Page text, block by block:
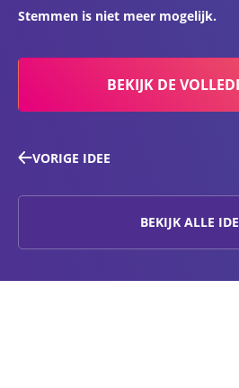
Stemmen is niet meer mogelijk.
BEKIJK DE
VORIGE IDEE
BEKIJK ALLE